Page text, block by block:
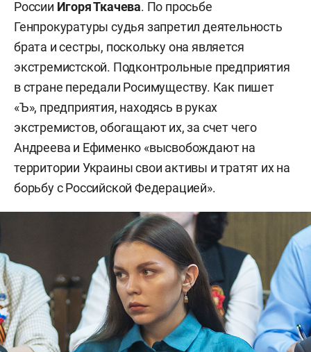
России Игоря Ткачева. По просьбе
Генпрокуратуры судья запретил деятельность
брата и сестры, поскольку она является
экстремистской. Подконтрольные предприятия
в стране передали Росимуществу. Как пишет
«Ъ», предприятия, находясь в руках
экстремистов, обогащают их, за счет чего
Андреева и Ефименко «высвобождают на
территории Украины свои активы и тратят их на
борьбу с Российской Федерацией».